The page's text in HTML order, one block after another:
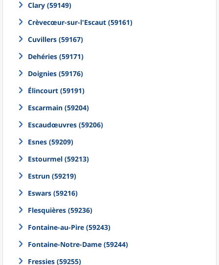
Clary (59149)
Crèvecœur-sur-l'Escaut (59161)
Cuvillers (59167)
Dehéries (59171)
Doignies (59176)
Élincourt (59191)
Escarmain (59204)
Escaudœuvres (59206)
Esnes (59209)
Estourmel (59213)
Estrun (59219)
Eswars (59216)
Flesquières (59236)
Fontaine-au-Pire (59243)
Fontaine-Notre-Dame (59244)
Fressies (59255)